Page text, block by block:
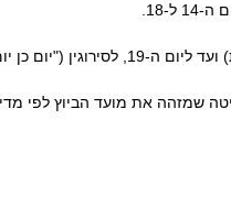
את מועד הביוץ לפי